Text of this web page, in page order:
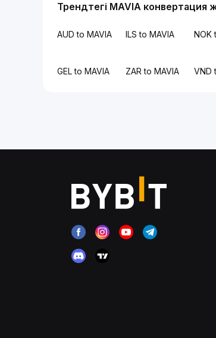
Трендтегі MAVIA конвертация
AUD to MAVIA ILS to MAVIA NOK
GEL to MAVIA ZAR to MAVIA VND